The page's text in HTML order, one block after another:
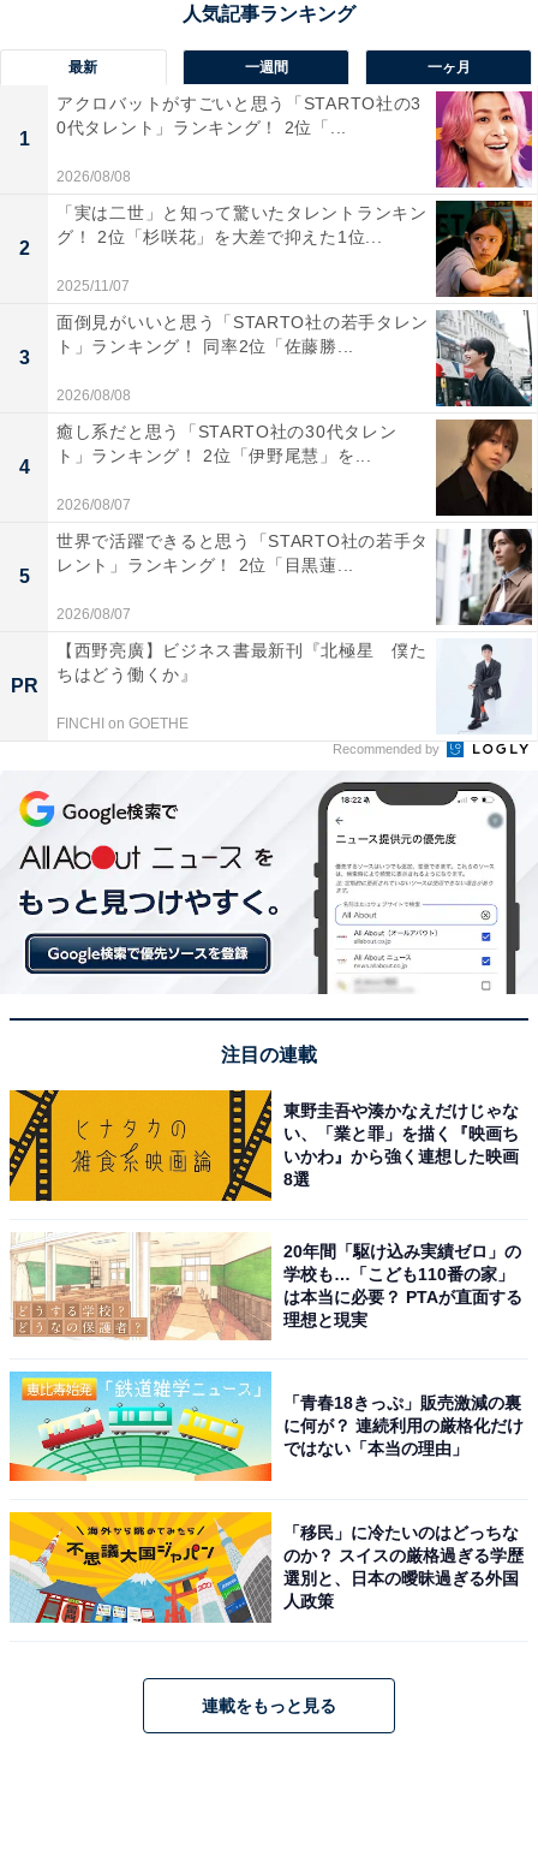
1位：長岡まつり大花火大会（新潟県）／124票
毎年8月2、3日に開催される「長岡まつり大花火大会」
は、その規模と演出力において国内随一と評される花火
大会です。打ち上げ総数は2万発以上に及ぶといわれ、
直径約90cmの正三尺玉が夜空を突き抜ける瞬間は、会場
全体に震えるような感動をもたらします。さらに、全長
2kmにわたって打ち上がる「フェニックス花火」は復興
への祈りを込めた演目として知られ、光と音楽が融合す
る幻想的な空間に。信濃川の河川敷という広大な観覧エ
リアも相まって、全国から訪れる観客に“ここでしか味わ
回答者からは「あんなに空いっぱいに広がる花火を見た
ことがなかったので、他の花火大会とはスケールが違う
と感じたからです」(20代女性／福岡県)、「有名な花火
で、フェニックスは打ち上げ幅が2kmもあるくらいスケ
ールが大きいから」(20代女性／新潟県)、「長岡の花火
はナイアガラもすばらしいですが、なんといっても三尺
玉はすごいと思います。大きく開いて、一瞬にして散っ
ていく、日本の美です」(60代男性／新潟県)といった声
が集まりました。
※回答者からのコメントは原文ママです
次ページ 7位までのランキング結果を見る
こちらもおすすめ
県外からでも行く価値がある「花火大会」ラン
キング！ 2位「大曲の花火」、1位は？【2025
年調査】
1 2
最新 一週間 一ヶ月
1
アクロバットがすごいと思う「STARTO社の3
0代タレント」ランキング！ 2位「...
2026/08/08
2
「実は二世」と知って驚いたタレントランキン
グ！ 2位「杉咲花」を大差で抑えた1位...
2025/11/07
3
面倒見がいいと思う「STARTO社の若手タレン
ト」ランキング！ 同率2位「佐藤勝...
2026/08/08
4
癒し系だと思う「STARTO社の30代タレン
ト」ランキング！ 2位「伊野尾慧」を...
2026/08/07
5
世界で活躍できると思う「STARTO社の若手タ
レント」ランキング！ 2位「目黒蓮...
2026/08/07
PR
【西野亮廣】ビジネス書最新刊『北極星 僕た
ちはどう働くか』
FINCHI on GOETHE
Recommended by
注目の連載
東野圭吾や湊かなえだけじゃな
い、「業と罪」を描く『映画ち
いかわ』から強く連想した映画
8選
20年間「駆け込み実績ゼロ」の
学校も…「こども110番の家」
は本当に必要？ PTAが直面する
理想と現実
「青春18きっぷ」販売激減の裏
に何が？ 連続利用の厳格化だけ
ではない「本当の理由」
「移民」に冷たいのはどっちな
のか？ スイスの厳格過ぎる学歴
選別と、日本の曖昧過ぎる外国
人政策
連載をもっと見る